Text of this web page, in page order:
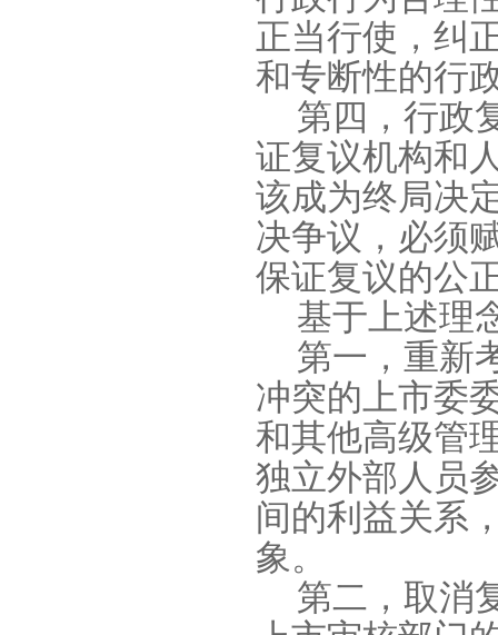
正当行使，纠
和专断性的行
第四，行政
证复议机构和
该成为终局决
决争议，必须
保证复议的公
基于上述理
第一，重新
冲突的上市委
和其他高级管
独立外部人员
间的利益关系
象。
第二，取消